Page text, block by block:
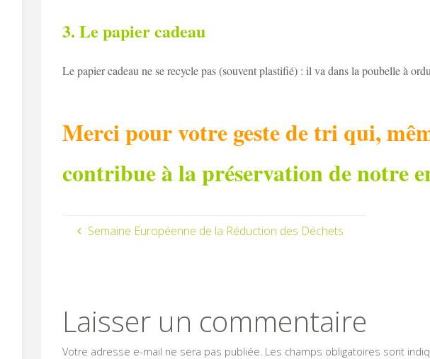
3. Le papier cadeau
Le papier cadeau ne se recycle pas (souvent plastifié) : il va dans la poubelle à
Merci pour votre geste de tri qui,
contribue à la préservation de notre
Semaine Européenne de la Réduction des Déchets
Laisser un commentaire
Votre adresse e-mail ne sera pas publiée. Les champs obligatoires sont